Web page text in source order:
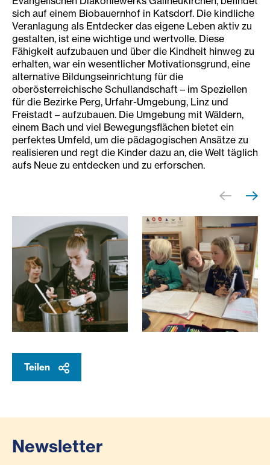
sich auf einem Biobauernhof in Katsdorf. Die kindliche
Veranlagung als Entdecker das eigene Leben aktiv zu
gestalten, ist eine wichtige und wertvolle. Diese
Fähigkeit aufzubauen und über die Kindheit hinweg zu
erhalten, war ein wesentlicher Motivationsgrund, eine
alternative Bildungseinrichtung für die
oberösterreichische Schullandschaft – im Speziellen
für die Bezirke Perg, Urfahr-Umgebung, Linz und
Freistadt – aufzubauen. Die Umgebung mit Wäldern,
einem Bach und viel Bewegungsflächen bietet ein
perfektes Umfeld, um die pädagogischen Ansätze zu
realisieren und regt die Kinder dazu an, die Welt täglich
aufs Neue zu entdecken und zu erforschen.
Teilen
Newsletter